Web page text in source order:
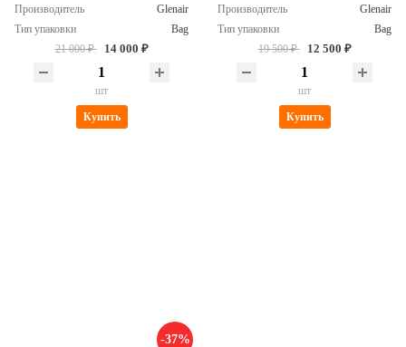
Производитель
Glenair
Тип упаковки
Bag
21 000 ₽
14 000 ₽
шт
Купить
Производитель
Glenair
Тип упаковки
Bag
19 500 ₽
12 500 ₽
шт
Купить
-37%